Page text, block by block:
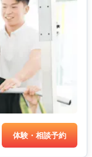
体験・相談予約